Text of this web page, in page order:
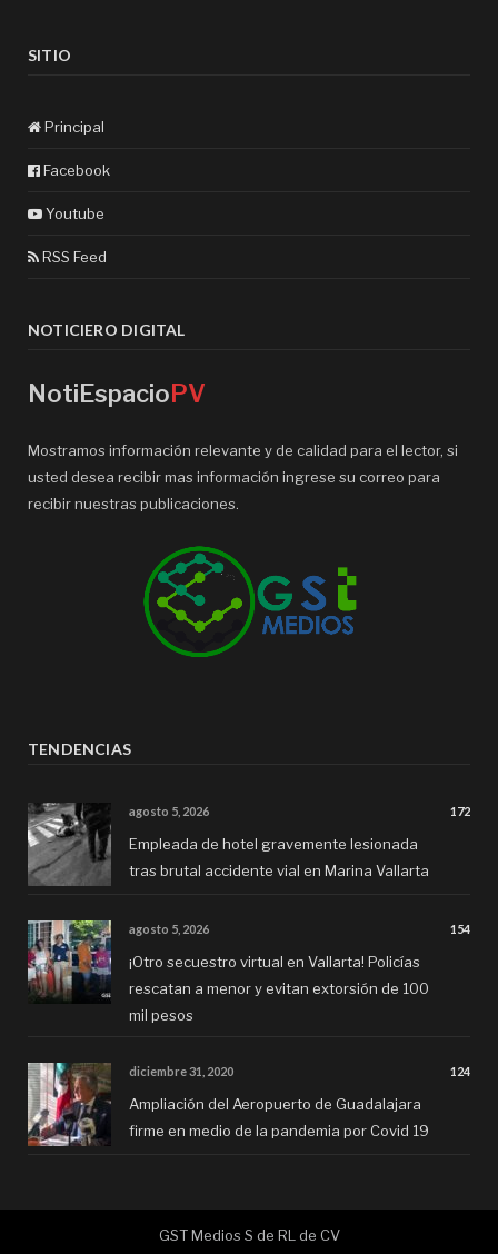
SITIO
Principal
Facebook
Youtube
RSS Feed
NOTICIERO DIGITAL
NotiEspacioPV
Mostramos información relevante y de calidad para el lector, si
usted desea recibir mas información ingrese su correo para
recibir nuestras publicaciones.
TENDENCIAS
agosto 5, 2026 172
Empleada de hotel gravemente lesionada
tras brutal accidente vial en Marina Vallarta
agosto 5, 2026 154
¡Otro secuestro virtual en Vallarta! Policías
rescatan a menor y evitan extorsión de 100
mil pesos
diciembre 31, 2020 124
Ampliación del Aeropuerto de Guadalajara
firme en medio de la pandemia por Covid 19
GST Medios S de RL de CV